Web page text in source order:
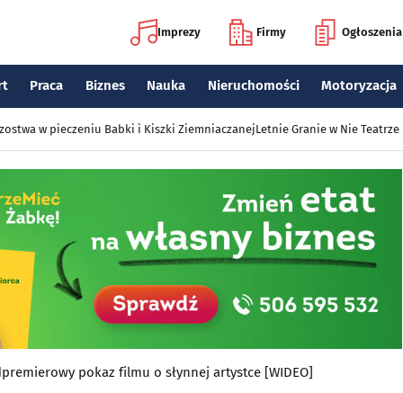
Imprezy Firmy Ogłoszenia
Praca Biznes Nauka Nieruchomości Motoryzacja
w pieczeniu Babki i Kiszki ZiemniaczanejLetnie Granie w Nie Teatrze
pokaz filmu o słynnej artystce [WIDEO]